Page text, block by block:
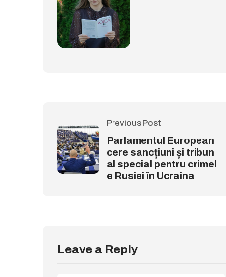
Previous Post
Parlamentul European
cere sancțiuni și tribun
al special pentru crimel
e Rusiei în Ucraina
Leave a Reply